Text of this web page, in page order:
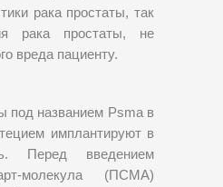
рака простаты, так
рака простаты, не
вреда пациенту.
под названием Psma в
имплантируют в
Перед введением
молекула (ПСМА)